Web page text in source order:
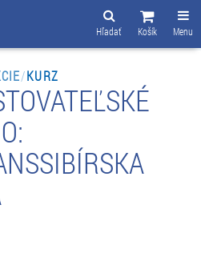
Menu
Košík
Hľadať
/KURZ